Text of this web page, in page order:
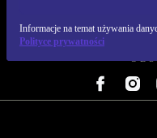
Informacje na temat używania
Polityce prywatności